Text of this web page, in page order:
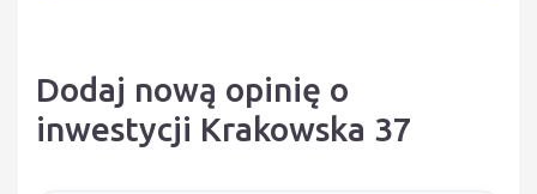
Dodaj nową opinię o
inwestycji Krakowska 37